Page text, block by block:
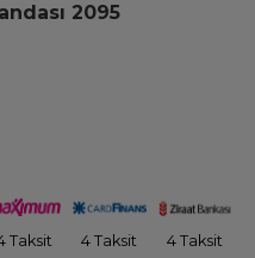
2095
Taksit 4 Taksit 4 Taksit